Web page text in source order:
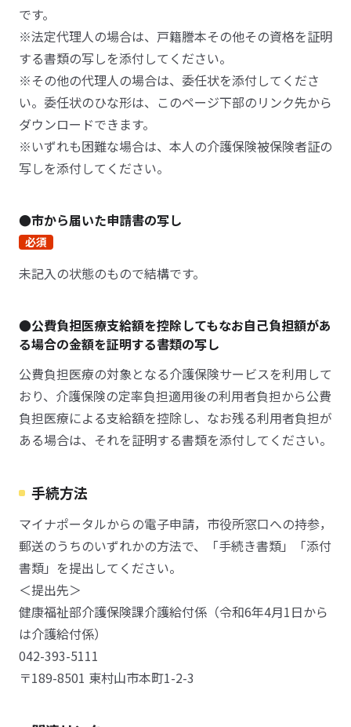
です。
※法定代理人の場合は、戸籍謄本その他その資格を証明
する書類の写しを添付してください。
※その他の代理人の場合は、委任状を添付してくださ
い。委任状のひな形は、このページ下部のリンク先から
ダウンロードできます。
※いずれも困難な場合は、本人の介護保険被保険者証の
写しを添付してください。
●市から届いた申請書の写し
必須
未記入の状態のもので結構です。
●公費負担医療支給額を控除してもなお自己負担額があ
る場合の金額を証明する書類の写し
公費負担医療の対象となる介護保険サービスを利用して
おり、介護保険の定率負担適用後の利用者負担から公費
負担医療による支給額を控除し、なお残る利用者負担が
ある場合は、それを証明する書類を添付してください。
手続方法
マイナポータルからの電子申請，市役所窓口への持参，
郵送のうちのいずれかの方法で、「手続き書類」「添付
書類」を提出してください。
＜提出先＞
健康福祉部介護保険課介護給付係（令和6年4月1日から
は介護給付係）
042-393-5111
〒189-8501 東村山市本町1-2-3